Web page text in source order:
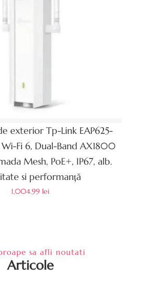
exterior Tp-Link EAP625-
Fi 6, Dual-Band AX1800
Mesh, PoE+, IP67, alb.
si performanță
1,004.99 lei
sa afli noutati
Articole